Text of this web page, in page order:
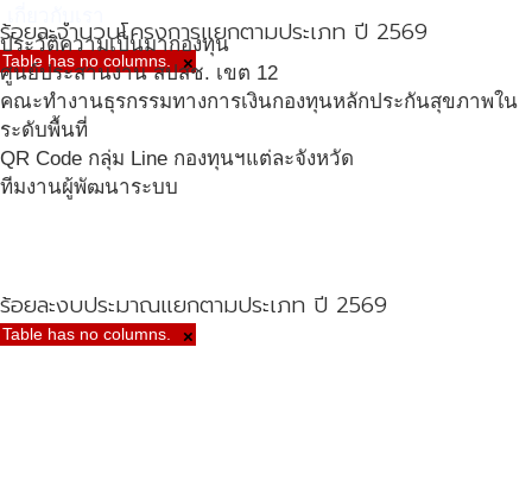
ประวัติความเป็นมากองทุน
ศูนย์ประสานงาน สปสช. เขต 12
คณะทำงานธุรกรรมทางการเงินกองทุนหลักประกันสุขภาพใน
ระดับพื้นที่
QR Code กลุ่ม Line กองทุนฯแต่ละจังหวัด
ทีมงานผู้พัฒนาระบบ
ร้อยละจำนวนโครงการแยกตามประเภท ปี 2569
Table has no columns. ×
ร้อยละงบประมาณแยกตามประเภท ปี 2569
Table has no columns. ×